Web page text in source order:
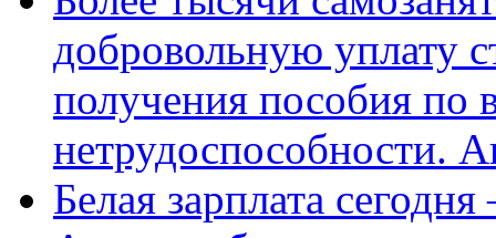
добровольную уплату
получения пособия по
нетрудоспособности.
Белая зарплата